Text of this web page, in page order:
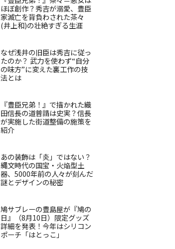
ほぼ創作？秀吉が溺愛、豊臣
家滅亡を背負わされた茶々
(井上和)の壮絶すぎる生涯
なぜ浅井の旧臣は秀吉に従っ
たのか？ 武力を使わず“自分
の味方”に変えた裏工作の技
法とは
『豊臣兄弟！』で描かれた織
田信長の道普請は史実？信長
が実施した街道整備の施策を
紹介
あの装飾は「炎」ではない？
縄文時代の国宝・火焔型土
器、5000年前の人々が刻んだ
謎とデザインの秘密
鳩サブレーの豊島屋が『鳩の
日』（8月10日）限定グッズ
詳細を発表！今年はシリコン
ポーチ「はとっこ」